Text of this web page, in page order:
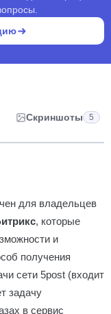
Скриншоты 5
для владельцев
, которые
и
получения
сети 5post (входит
задачу
в сервис